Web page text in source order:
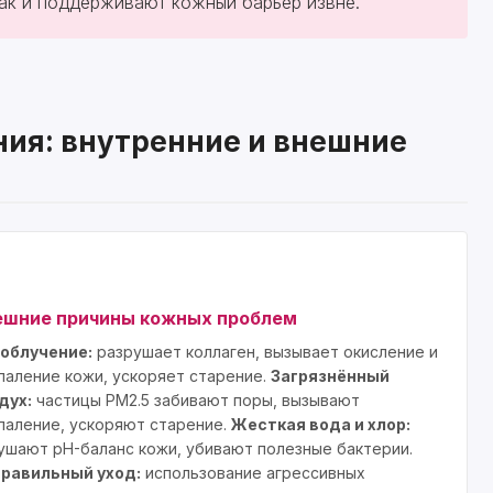
внутренние и внешние
причины кожных проблем
разрушает коллаген, вызывает окисление и
кожи, ускоряет старение. Загрязнённый
частицы PM2.5 забивают поры, вызывают
ускоряют старение. Жесткая вода и хлор:
pH-баланс кожи, убивают полезные бактерии.
уход: использование агрессивных